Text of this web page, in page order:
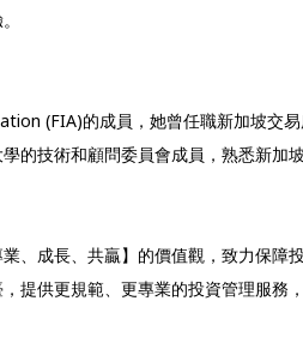
(FIA)的成員，她曾任職新加坡交
的技術和顧問委員會成員，熟悉新加
、成長、共贏】的價值觀，致力保
提供更規範、更專業的投資管理服務